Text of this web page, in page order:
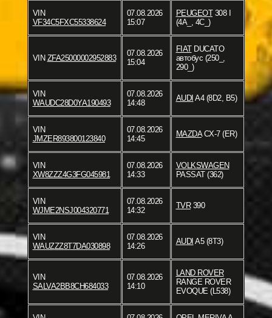
VIN
VF34C5FXC55338624
07.08.2026
15:07
PEUGEOT308 I
(4A_, 4C_)
VIN ZFA25000002952883
07.08.2026
15:04
FIATDUCATO
автобус (250_,
290_)
VIN
WAUDC28D0YA190493
07.08.2026
14:48
AUDI A4 (8D2, B5)
VIN
JMZER893800123840
07.08.2026
14:45
MAZDACX-7 (ER)
VIN
XW8ZZZ4G3FG045981
07.08.2026
14:33
VOLKSWAGEN
PASSAT (362)
VIN
WJME2NSJ004320771
07.08.2026
14:32
TVR390
VIN
WAUZZZ8T7DA030898
07.08.2026
14:26
AUDI A5 (8T3)
VIN
SALVA2BB8CH684033
07.08.2026
14:10
LAND ROVER
RANGE ROVER
EVOQUE (L538)